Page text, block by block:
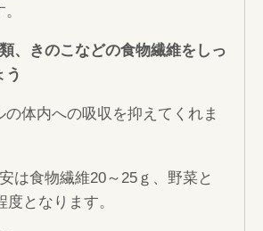
、きのこなどの食物繊維をしっ
う
の体内への吸収を抑えてくれま
は食物繊維20～25ｇ、野菜と
度となります。